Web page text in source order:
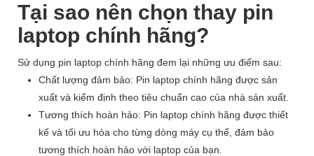
Tại sao nên chọn thay pin
laptop chính hãng?
Sử dụng pin laptop chính hãng đem lại những ưu điểm sau:
Chất lượng đảm bảo: Pin laptop chính hãng được sản
xuất và kiểm định theo tiêu chuẩn cao của nhà sản xuất.
Tương thích hoàn hảo: Pin laptop chính hãng được thiết
kế và tối ưu hóa cho từng dòng máy cụ thể, đảm bảo
tương thích hoàn hảo với laptop của bạn.